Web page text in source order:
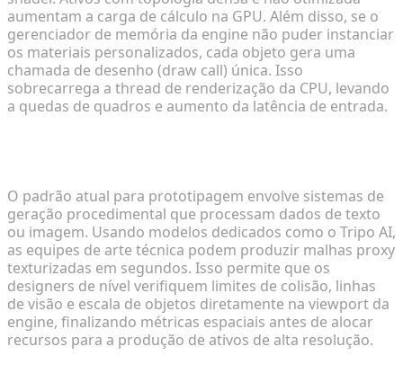
aumentam a carga de cálculo na GPU. Além disso, se o
gerenciador de memória da engine não puder instanciar
os materiais personalizados, cada objeto gera uma
chamada de desenho (draw call) única. Isso
sobrecarrega a thread de renderização da CPU, levando
a quedas de quadros e aumento da latência de entrada.
O padrão atual para prototipagem envolve sistemas de
geração procedimental que processam dados de texto
ou imagem. Usando modelos dedicados como o Tripo AI,
as equipes de arte técnica podem produzir malhas proxy
texturizadas em segundos. Isso permite que os
designers de nível verifiquem limites de colisão, linhas
de visão e escala de objetos diretamente na viewport da
engine, finalizando métricas espaciais antes de alocar
recursos para a produção de ativos de alta resolução.